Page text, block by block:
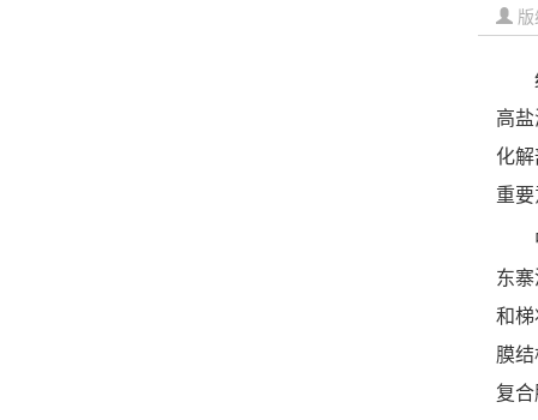
高
化
重
东
和
膜
复